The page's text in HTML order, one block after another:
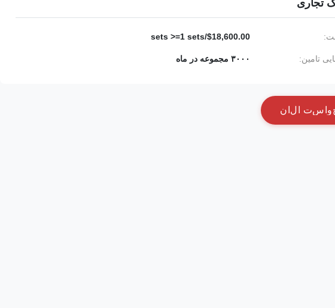
تجاری
$18,600.00/sets >=1 sets
تامین: ۳۰۰۰ مجموعه در ماه
و ست ل ن